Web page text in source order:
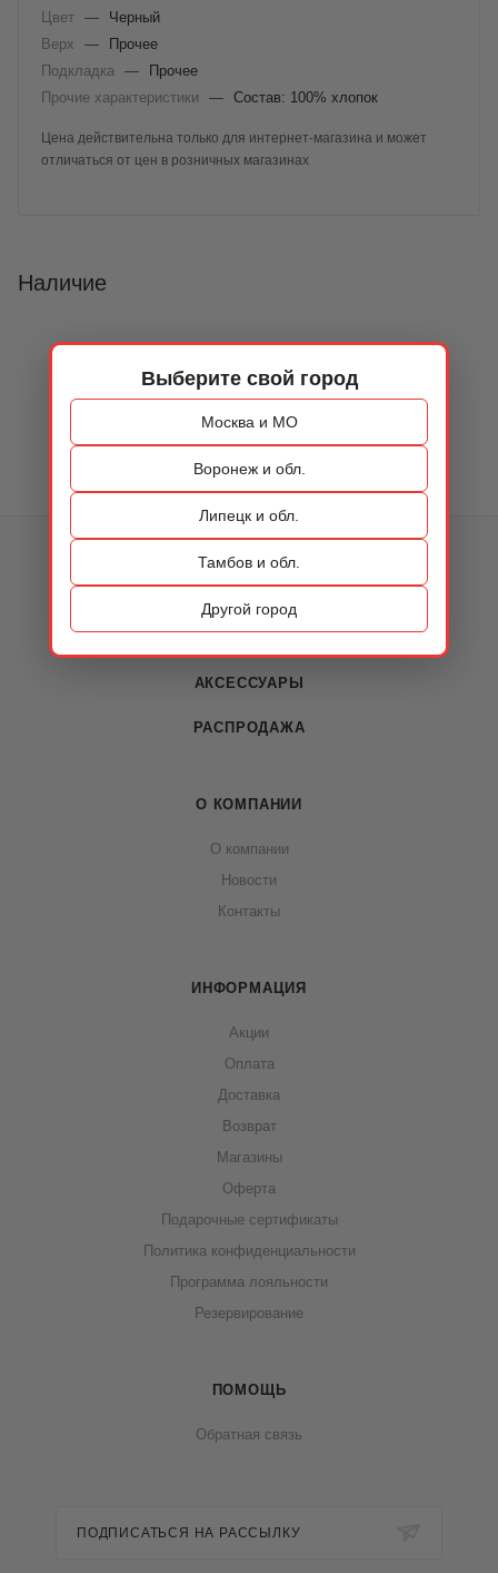
Выберите свой город
Москва и МО
Воронеж и обл.
Липецк и обл.
Тамбов и обл.
Другой город
Цвет —
Черный
Верх
—
Прочее
Подкладка
—
Прочее
Прочие характеристики
— Состав: 100% хлопок
Цена действительна только для интернет-магазина и может
отличаться от цен в розничных магазинах
Наличие
АКСЕССУАРЫ
РАСПРОДАЖА
О КОМПАНИИ
О компании
Новости
Контакты
ИНФОРМАЦИЯ
Акции
Оплата
Доставка
Возврат
Магазины
Оферта
Подарочные сертификаты
Политика конфиденциальности
Программа лояльности
Резервирование
ПОМОЩЬ
Обратная связь
ПОДПИСАТЬСЯ НА РАССЫЛКУ